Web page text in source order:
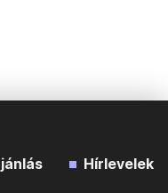
Hírlevelek